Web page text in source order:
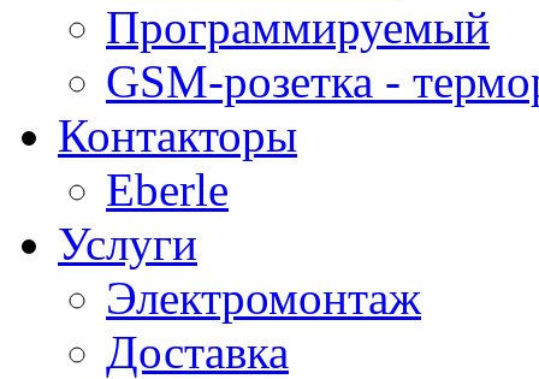
Программируемый
GSM-розетка -
Контакторы
Eberle
Услуги
Электромонтаж
Доставка